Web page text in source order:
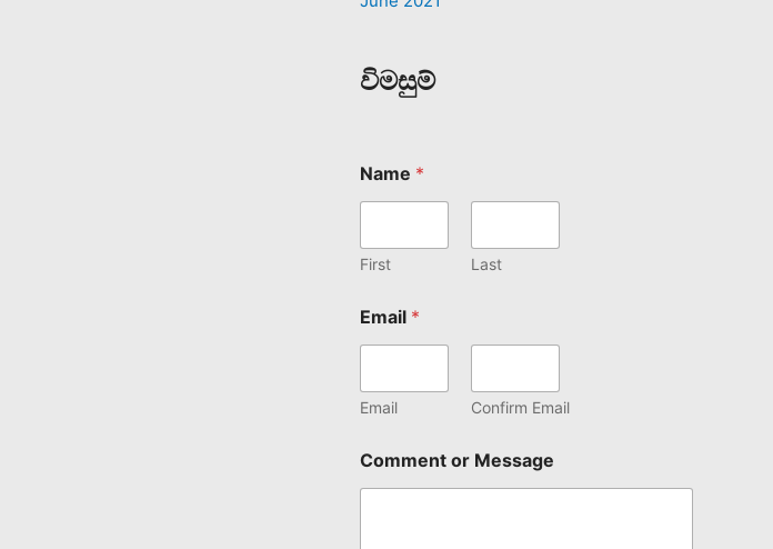
විමසුම්
Name *
First Last
Email *
Email Confirm Email
Comment or Message